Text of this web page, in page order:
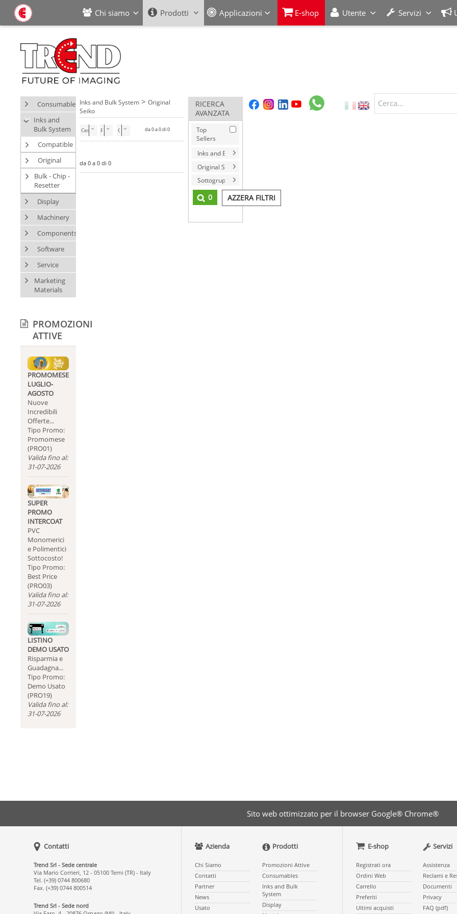
Chi siamo Prodotti Applicazioni E-shop Utente Servizi
Cerca...
Consumables
Inks and
Bulk System
Compatible
Original
Bulk - Chip -
Resetter
Display
Machinery
Components
Software
Service
Marketing
Materials
PROMOZIONI
ATTIVE
PROMOMESE
LUGLIO-
AGOSTO
Nuove
Incredibili
Offerte...
Tipo Promo:
Promomese
(PRO01)
Valida fino al:
31-07-2026
SUPER
PROMO
INTERCOAT
PVC
Monomerici
e Polimentici
Sottocosto!
Tipo Promo:
Best Price
(PRO03)
Valida fino al:
31-07-2026
LISTINO
DEMO USATO
Risparmia e
Guadagna...
Tipo Promo:
Demo Usato
(PRO19)
Valida fino al:
31-07-2026
Inks and Bulk System> Original
Seiko
Cerca nella categoria da 0 a 0 di 0
da 0 a 0 di 0
RICERCA
AVANZATA
Top
Sellers
0 AZZERA FILTRI
Sito web ottimizzato per il browser Google® Chrome®
Contatti
Trend Srl - Sede centrale
Via Mario Corrieri, 12 - 05100 Terni (TR) - Italy
Tel. (+39) 0744 800680
Fax. (+39) 0744 800514
Trend Srl - Sede nord
Azienda
Chi Siamo
Contatti
Partner
News
Usato
Prodotti
Promozioni Attive
Consumables
Inks and Bulk
System
Display
E-shop
Registrati ora
Ordini Web
Carrello
Preferiti
Ultimi acquisti
Servizi
Assistenza
Reclami e
Documenti
Privacy
FAQ (pdf)